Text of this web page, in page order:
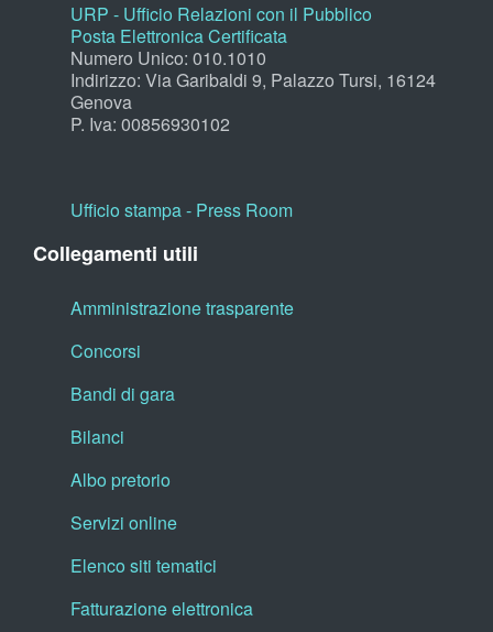
URP - Ufficio Relazioni con il Pubblico
Posta Elettronica Certificata
Numero Unico: 010.1010
Indirizzo: Via Garibaldi 9, Palazzo Tursi, 16124
Genova
P. Iva: 00856930102
Ufficio stampa - Press Room
Collegamenti utili
Amministrazione trasparente
Concorsi
Bandi di gara
Bilanci
Albo pretorio
Servizi online
Elenco siti tematici
Fatturazione elettronica